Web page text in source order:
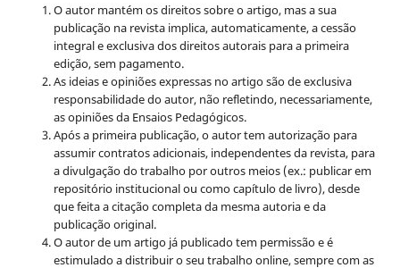
O autor mantém os direitos sobre o artigo, mas a sua
publicação na revista implica, automaticamente, a cessão
integral e exclusiva dos direitos autorais para a primeira
edição, sem pagamento.
As ideias e opiniões expressas no artigo são de exclusiva
responsabilidade do autor, não refletindo, necessariamente,
as opiniões da Ensaios Pedagógicos.
Após a primeira publicação, o autor tem autorização para
assumir contratos adicionais, independentes da revista, para
a divulgação do trabalho por outros meios (ex.: publicar em
repositório institucional ou como capítulo de livro), desde
que feita a citação completa da mesma autoria e da
publicação original.
O autor de um artigo já publicado tem permissão e é
estimulado a distribuir o seu trabalho online, sempre com as